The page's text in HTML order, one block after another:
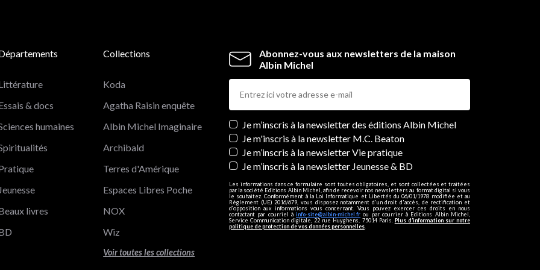
Abonnez-vous aux newsletters de la maison
Albin Michel
Newsletters
Je m’inscris à la newsletter des éditions Albin Michel
Je m'inscris à la newsletter M.C. Beaton
Je m’inscris à la newsletter Vie pratique
Je m’inscris à la newsletter Jeunesse & BD
Les informations dans ce formulaire sont toutes obligatoires, et sont collectées et traitées
par la société Editions Albin Michel, afin de recevoir nos newsletters au format digital si vous
le souhaitez. Conformément à la Loi Informatique et Libertés du 06/01/1978 modifiée et au
Règlement (UE) 2016/679, vous disposez notamment d'un droit d'accès, de rectification et
d’opposition aux informations vous concernant. Vous pouvez exercer ces droits en nous
contactant par courriel àinfo-site@albin-michel.fr ou par courrier à Editions Albin Michel,
Service Communication digitale, 22 rue Huyghens, 75014 Paris. Plus d’information sur notre
politique de protection de vos données personnelles
& docs
humaines
Jeunesse
livres
Collections
Koda
Agatha Raisin enquête
Albin Michel Imaginaire
Archibald
Terres d'Amérique
Espaces Libres Poche
NOX
Wiz
Voir toutes les collections